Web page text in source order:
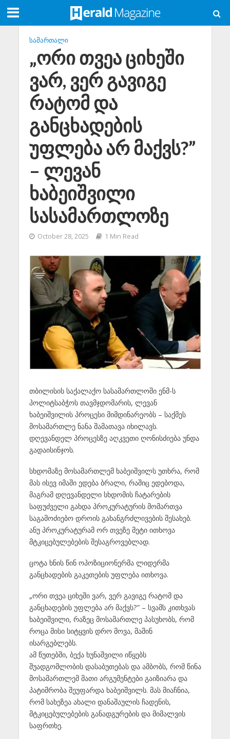
ᲡᲐᲛᲐᲠᲗᲐᲚᲘ
„ორი თვეა ციხეში
ვარ, ვერ გავიგე
რატომ და
განცხადების
უფლება არ მაქვს?”
– ლევან
ხაბეიშვილი
სასამართლოზე
October 28, 2025 1 Min Read
თბილისის საქალაქო სასამართლოში ენმ-ს
პოლიტსაბჭოს თავმჯდომარის, ლევან
ხაბეიშვილის პროცესი მიმდინარეობს – საქმეს
მოსამართლე ნანა შამათავა იხილავს.
დღევანდელ პროცესზე აღკვეთი ღონისძიება უნდა
გადაისინჯოს.
სხდომაზე მოსამართლემ ხაბეიშვილს უთხრა, რომ
მას ისევ იმაში ედება ბრალი, რაშიც ედებოდა,
მაგრამ დღევანდელი სხდომის ჩატარების
საფუძველი გახდა პროკურატურის მომართვა
საგამოძიებო დროის გახანგრძლივების შესახებ.
ანუ პროკურატურამ ორ თვეზე მეტი ითხოვა
მტკიცებულებების შესაგროვებლად.
ცოტა ხნის წინ ოპოზიციონერმა ლიდერმა
განცხადების გაკეთების უფლება ითხოვა.
„ორი თვეა ციხეში ვარ, ვერ გავიგე რატომ და
განცხადების უფლება არ მაქვს?” – სვამს კითხვას
ხაბეიშვილი, რაზეც მოსამართლე პასუხობს, რომ
როცა მისი სიტყვის დრო მოვა, მაშინ
ისარგებლებს.
ამ წუთებში, ბექა ხუნაშვილი იწყებს
შუადგომლობის დასაბუთებას და ამბობს, რომ წინა
მოსამართლემ მათი არგუმენტები გაიზიარა და
პატიმრობა შეუფარდა ხაბეიშვილს. მას მიაჩნია,
რომ სახეზეა ახალი დანაშაულის ჩადენის,
მტკიცებულებების განადგურების და მიმალვის
საფრთხე.